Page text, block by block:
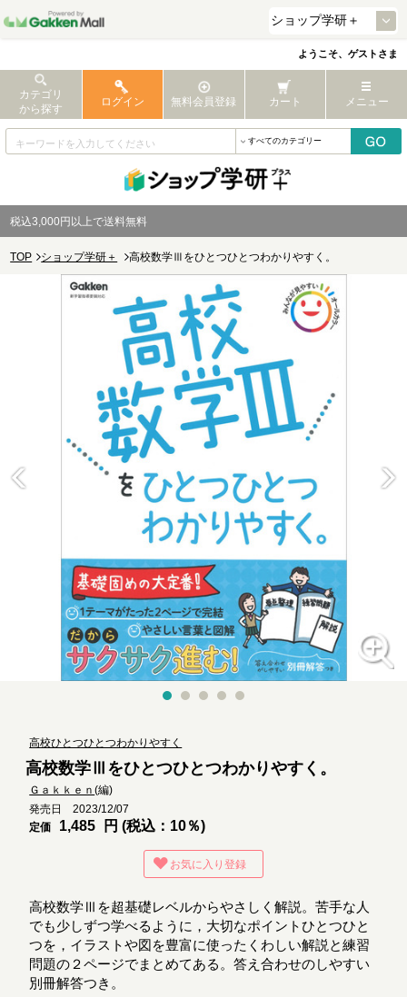
ようこそ、ゲストさま
カテゴリ
から探す
ログイン 無料会員登録 カート メニュー
税込3,000円以上で送料無料
TOP ショップ学研＋ 高校数学Ⅲをひとつひとつわかりやすく。
高校ひとつひとつわかりやすく
高校数学Ⅲをひとつひとつわかりやすく。
Ｇａｋｋｅｎ(編)
発売日 2023/12/07
定価
1,485 円 (税込：10％)
お気に入り登録
高校数学Ⅲを超基礎レベルからやさしく解説。苦手な人
でも少しずつ学べるように，大切なポイントひとつひと
つを，イラストや図を豊富に使ったくわしい解説と練習
問題の２ページでまとめてある。答え合わせのしやすい
別冊解答つき。